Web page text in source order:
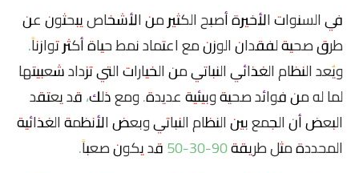
في السنوات الأخيرة أصبح الكثير من الأشخاص يبحثون عن
طرق صحية لفقدان الوزن مع اعتماد نمط حياة أكثر توازناً.
ويُعد النظام الغذائي النباتي من الخيارات التي تزداد شعبيتها
لما له من فوائد صحية وبيئية عديدة. ومع ذلك، قد يعتقد
البعض أن الجمع بين النظام النباتي وبعض الأنظمة الغذائية
المحددة مثل طريقة 90-30-50 قد يكون صعباً.